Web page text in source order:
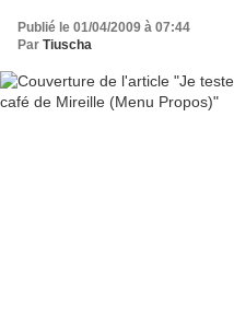
Publié le 01/04/2009 à 07:44
Par Tiuscha